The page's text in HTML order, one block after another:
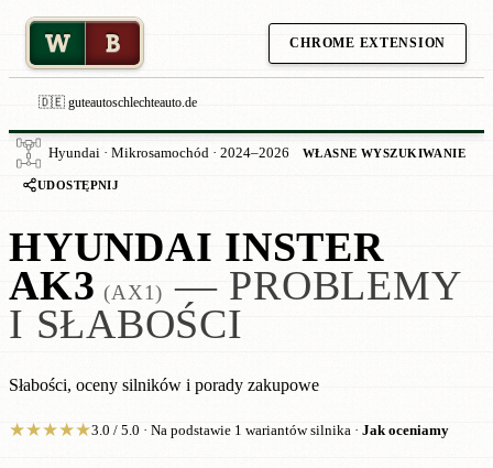
W B CHROME EXTENSION
🇩🇪 guteautoschlechteauto.de
Hyundai · Mikrosamochód · 2024–2026 WŁASNE WYSZUKIWANIE
UDOSTĘPNIJ
HYUNDAI INSTER
AK3 (AX1) — PROBLEMY
I SŁABOŚCI
Słabości, oceny silników i porady zakupowe
★★★★★3.0 / 5.0 · Na podstawie 1 wariantów silnika · Jak oceniamy